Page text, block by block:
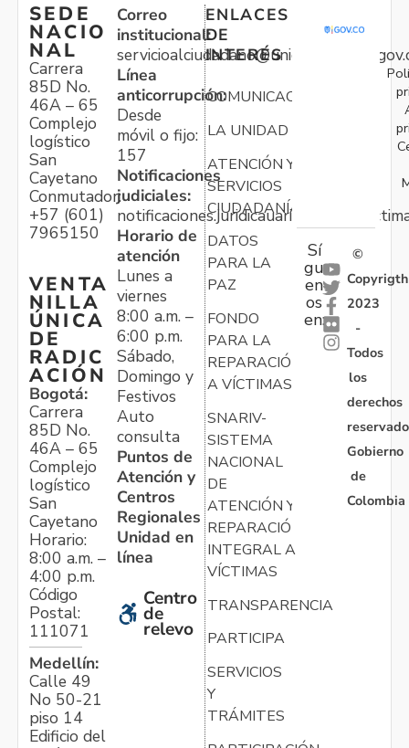
SEDE
NACIO
NAL
Carrera
85D No.
46A – 65
Complejo
logístico
San
Cayetano
Conmutador:
+57 (601)
7965150
VENTA
NILLA
ÚNICA
DE
RADIC
ACIÓN
Bogotá:
Carrera
85D No.
46A – 65
Complejo
logístico
San
Cayetano
Horario:
8:00 a.m. –
4:00 p.m.
Código
Postal:
111071
Medellín:
Calle 49
No 50-21
piso 14
Edificio del
Correo
institucional:
Línea
anticorrupción:
Desde
móvil o fijo:
157
Notificaciones
judiciales:
Horario de
atención
Lunes a
viernes
8:00 a.m. –
6:00 p.m.
Sábado,
Domingo y
Festivos
Auto
consulta
Puntos de
Atención y
Centros
Regionales
Unidad en
línea
Centro
de
relevo
ENLACES
DE
INTERÉS
COMUNICACIONES
LA UNIDAD
ATENCIÓN Y
SERVICIOS
CIUDADANÍA
DATOS
PARA LA
PAZ
FONDO
PARA LA
REPARACIÓN
A VÍCTIMAS
SNARIV-
SISTEMA
NACIONAL
DE
ATENCIÓN Y
REPARACIÓN
INTEGRAL A
VÍCTIMAS
TRANSPARENCIA
PARTICIPA
SERVICIOS
Y
TRÁMITES
Sí
gu
en
os
en:
©
Copyrigth
2023
-
Todos
los
derechos
Gobierno
de
Colombia